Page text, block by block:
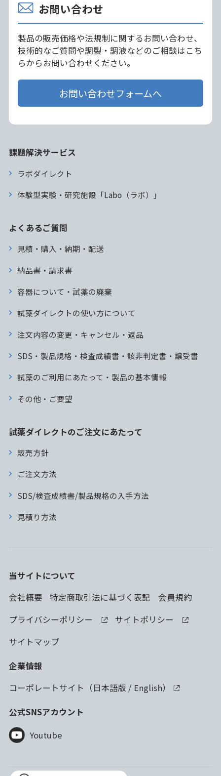
お問い合わせ
製品の販売価格や法規制に関するお問い合わせ、
技術的なご質問や調製・調液などのご相談はこち
らからお問い合わせください。
お問い合わせフォームへ
課題解決サービス
ラボダイレクト
体験型実験・研究施設「Labo（ラボ）」
よくあるご質問
見積・購入・納期・配送
納品書・請求書
容器について・試薬の廃棄
試薬ダイレクトの使い方について
注文内容の変更・キャンセル・返品
SDS・製品規格・検査成績書・該非判定書・譲受書
試薬のご利用にあたって・製品の基本情報
その他・ご要望
試薬ダイレクトのご注文にあたって
販売方針
ご注文方法
SDS/検査成績書/製品規格の入手方法
見積り方法
当サイトについて
会社概要
特定商取引法に基づく表記
会員規約
プライバシーポリシー
サイトポリシー
サイトマップ
企業情報
コーポレートサイト（日本語版 / English）
公式SNSアカウント
Youtube